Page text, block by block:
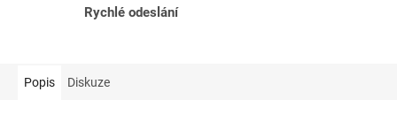
Rychlé odeslání
Popis Diskuze